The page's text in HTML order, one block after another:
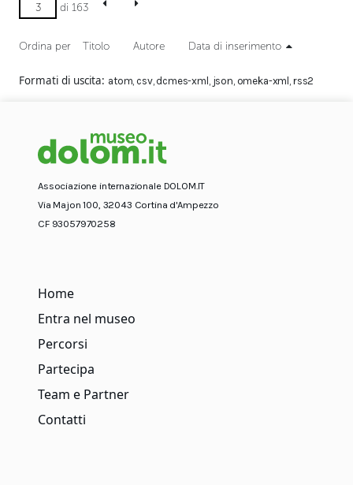
di 163
Ordina per Titolo Autore Data di inserimento
Formati di uscita atom, csv, dcmes-xml , json, omeka-xml , rss2
Associazione internazionale DOLOM.IT
Via Majon 100, 32043 Cortina d'Ampezzo
CF 93057970258
Home
Entra nel museo
Percorsi
Partecipa
Team e Partner
Contatti